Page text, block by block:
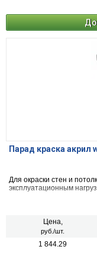
Парад краска акрил
Для окраски стен и
эксплуатационным
Цена,
руб./шт.
1 844.29